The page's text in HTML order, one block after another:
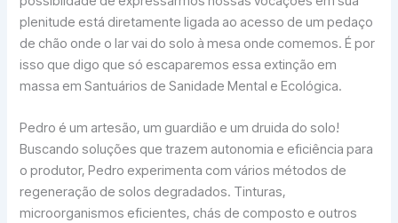
plenitude está diretamente ligada ao acesso de um pedaço
de chão onde o lar vai do solo à mesa onde comemos. É por
isso que digo que só escaparemos essa extinção em
massa em Santuários de Sanidade Mental e Ecológica.
Pedro é um artesão, um guardião e um druida do solo!
Buscando soluções que trazem autonomia e eficiência para
o produtor, Pedro experimenta com vários métodos de
regeneração de solos degradados. Tinturas,
microorganismos eficientes, chás de composto e outros